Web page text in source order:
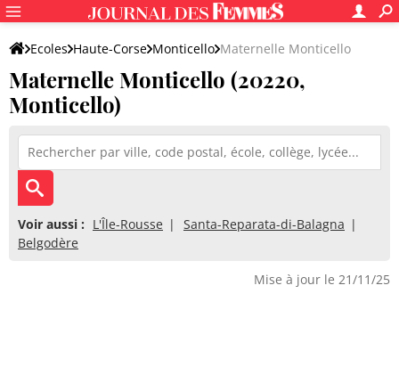
Ecoles Haute-Corse Monticello Maternelle Monticello
Maternelle Monticello (20220,
Monticello)
Voir aussi : L'Île-Rousse
Santa-Reparata-di-Balagna
Belgodère
Mise à jour le 21/11/25